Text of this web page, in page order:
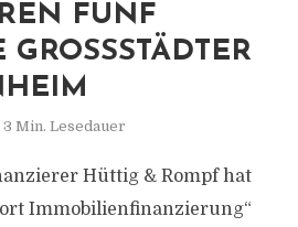
FÜNF
I
3 Min. Lesedauer
Hüttig & Rompf hat
Immobilienfinanzierung“